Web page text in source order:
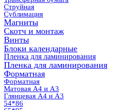
Струйная
Сублимация
Магниты
Скотч и монтаж
Винты
Блоки календарные
Пленка для ламинирования
Пленка для ламинирования
Форматная
Форматная
Матовая А4 и А3
Глянцевая А4 и А3
54*86